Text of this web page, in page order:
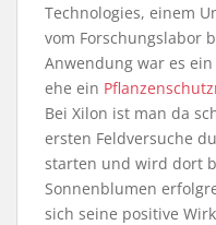
Technologies, einem
vom Forschungslabor
Anwendung war es
ehe ein
Bei Xilon ist man da
ersten Feldversuche
starten und wird dort
Sonnenblumen
sich seine positive